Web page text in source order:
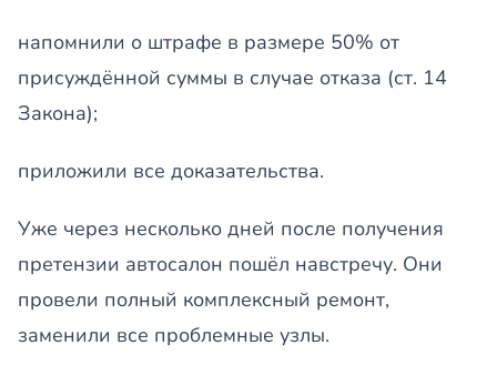
напомнили о штрафе в размере 50% от
присуждённой суммы в случае отказа (ст. 14
Закона);
приложили все доказательства.
Уже через несколько дней после получения
претензии автосалон пошёл навстречу. Они
провели полный комплексный ремонт,
заменили все проблемные узлы.